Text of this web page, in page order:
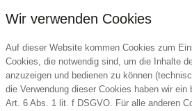
Wir verwenden Cookies
Auf dieser Website kommen Cookies zum
Cookies, die notwendig sind, um die Inhalte
anzuzeigen und bedienen zu können
die Verwendung dieser Cookies haben wir
Art. 6 Abs. 1 lit. f DSGVO. Für alle anderen